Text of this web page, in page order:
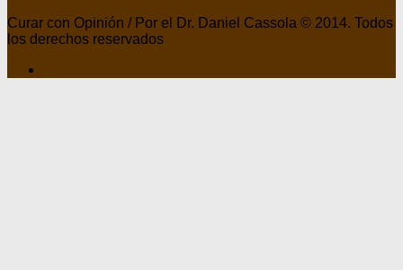
Curar con Opinión / Por el Dr. Daniel Cassola © 2014. Todos
los derechos reservados